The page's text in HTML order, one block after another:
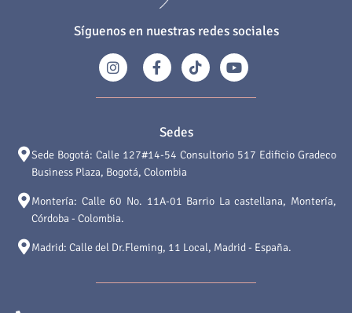
Síguenos en nuestras redes sociales
Sedes
Sede Bogotá: Calle 127#14-54 Consultorio 517 Edificio Gradeco
Business Plaza, Bogotá, Colombia
Montería: Calle 60 No. 11A-01 Barrio La castellana, Montería,
Córdoba - Colombia.
Madrid: Calle del Dr.Fleming, 11 Local, Madrid - España.